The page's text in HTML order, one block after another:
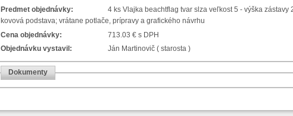
Predmet objednávky:
4 ks Vlajka beachtflag tvar slza veľkost 5 - výška zástavy
kovová podstava; vrátane potlače, prípravy a grafického návrhu
Cena objednávky:
713.03 € s DPH
Objednávku vystavil:
Ján Martinovič ( starosta )
Dokumenty